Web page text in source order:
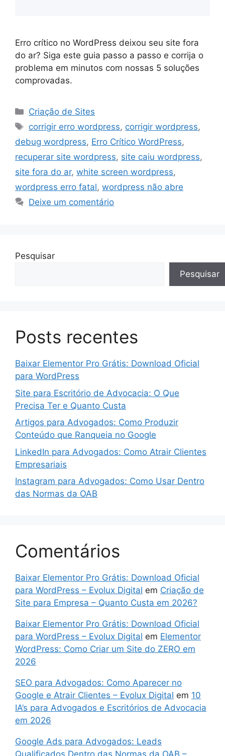
Erro crítico no WordPress deixou seu site fora
do ar? Siga este guia passo a passo e corrija o
problema em minutos com nossas 5 soluções
comprovadas.
Categorias
Criação de Sites
Tags
corrigir erro wordpress, corrigir wordpress,
debug wordpress, Erro Crítico WordPress,
recuperar site wordpress, site caiu wordpress,
site fora do ar, white screen wordpress,
wordpress erro fatal, wordpress não abre
Deixe um comentário
Pesquisar
Pesquisar
Posts recentes
Baixar Elementor Pro Grátis: Download Oficial
para WordPress
Site para Escritório de Advocacia: O Que
Precisa Ter e Quanto Custa
Artigos para Advogados: Como Produzir
Conteúdo que Ranqueia no Google
LinkedIn para Advogados: Como Atrair Clientes
Empresariais
Instagram para Advogados: Como Usar Dentro
das Normas da OAB
Comentários
Baixar Elementor Pro Grátis: Download Oficial
para WordPress – Evolux Digital em Criação de
Site para Empresa – Quanto Custa em 2026?
Baixar Elementor Pro Grátis: Download Oficial
para WordPress – Evolux Digital em Elementor
WordPress: Como Criar um Site do ZERO em
2026
SEO para Advogados: Como Aparecer no
Google e Atrair Clientes – Evolux Digital em 10
IA’s para Advogados e Escritórios de Advocacia
em 2026
Google Ads para Advogados: Leads